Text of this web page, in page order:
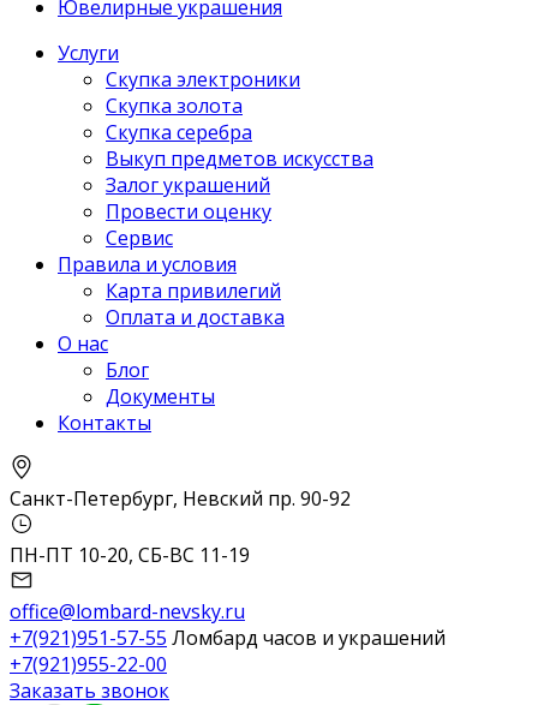
Ювелирные украшения
Услуги
Скупка электроники
Скупка золота
Скупка серебра
Выкуп предметов искусства
Залог украшений
Провести оценку
Сервис
Правила и условия
Карта привилегий
Оплата и доставка
О нас
Блог
Документы
Контакты
Санкт-Петербург, Невский пр. 90-92
ПН-ПТ 10-20, СБ-ВС 11-19
office@lombard-nevsky.ru
+7(921)951-57-55 Ломбард часов и украшений
+7(921)955-22-00
Заказать звонок